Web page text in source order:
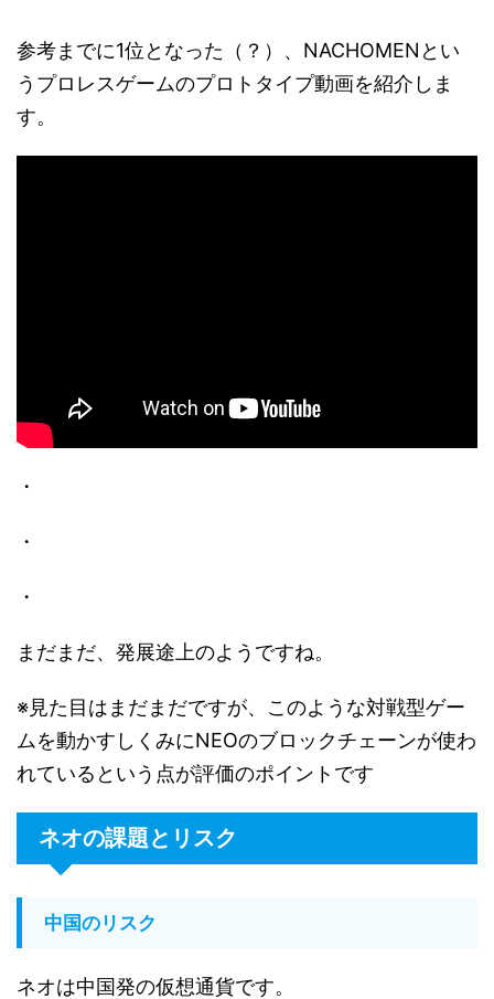
参考までに1位となった（？）、NACHOMENとい
うプロレスゲームのプロトタイプ動画を紹介しま
す。
・
・
・
まだまだ、発展途上のようですね。
※見た目はまだまだですが、このような対戦型ゲー
ムを動かすしくみにNEOのブロックチェーンが使わ
れているという点が評価のポイントです
ネオの課題とリスク
中国のリスク
ネオは中国発の仮想通貨です。